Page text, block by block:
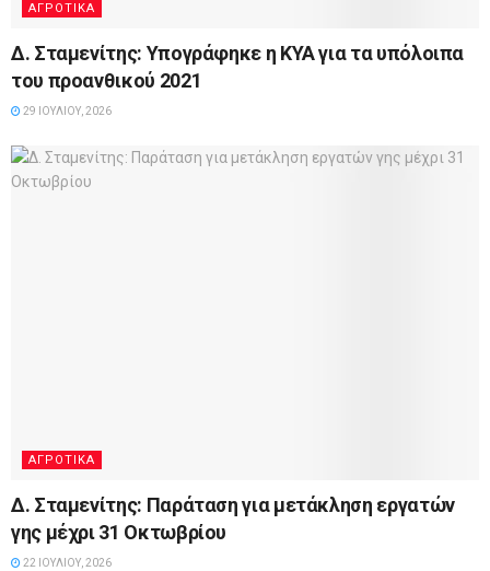
ΑΓΡΟΤΙΚΆ
Δ. Σταμενίτης: Υπογράφηκε η ΚΥΑ για τα υπόλοιπα
του προανθικού 2021
29 ΙΟΥΛΊΟΥ, 2026
ΑΓΡΟΤΙΚΆ
Δ. Σταμενίτης: Παράταση για μετάκληση εργατών
γης μέχρι 31 Οκτωβρίου
22 ΙΟΥΛΊΟΥ, 2026